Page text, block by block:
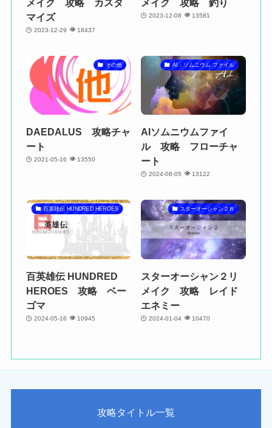
メイク 攻略 カスタ
マイズ
2023-12-29 18437
メイク 攻略 釣り
2023-12-08 13581
その他
DAEDALUS 攻略チャ
ート
2021-05-16 13550
AI：ソムニウム ファイル
AIソムニウムファイ
ル 攻略 フローチャ
ート
2024-08-05 13122
百英雄伝 HUNDRED HEROES
百英雄伝 HUNDRED
HEROES 攻略 ベー
ゴマ
2024-05-16 10945
スターオーシャン２Ｒ
スターオーシャン２リ
メイク 攻略 レイド
エネミー
2024-01-04 10470
攻略タイトル一覧